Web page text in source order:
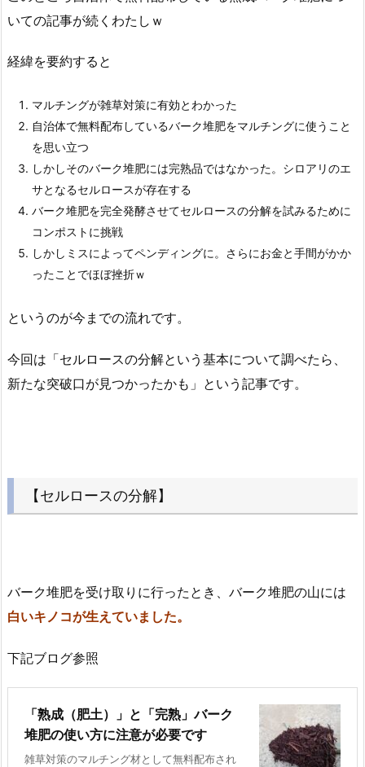
いての記事が続くわたしｗ
経緯を要約すると
マルチングが雑草対策に有効とわかった
自治体で無料配布しているバーク堆肥をマルチングに使うこと
を思い立つ
しかしそのバーク堆肥には完熟品ではなかった。シロアリのエ
サとなるセルロースが存在する
バーク堆肥を完全発酵させてセルロースの分解を試みるために
コンポストに挑戦
しかしミスによってペンディングに。さらにお金と手間がかか
ったことでほぼ挫折ｗ
というのが今までの流れです。
今回は「セルロースの分解という基本について調べたら、
新たな突破口が見つかったかも」という記事です。
【セルロースの分解】
バーク堆肥を受け取りに行ったとき、バーク堆肥の山には
白いキノコが生えていました。
下記ブログ参照
「熟成（肥土）」と「完熟」バーク
堆肥の使い方に注意が必要です
雑草対策のマルチング材として無料配布され